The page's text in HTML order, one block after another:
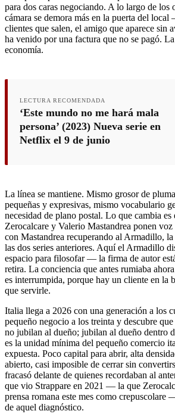
para dos caras negociando. A lo largo de los
cámara se demora más en la puerta del
clientes que salen, el amigo que aparece sin
ha venido por una factura que no se pagó.
economía.
LECTURA RECOMENDADA
‘Este mundo no me hará mala
persona’ (2023) Nueva serie en
Netflix el 9 de junio
La línea se mantiene. Mismo grosor de
pequeñas y expresivas, mismo vocabulario
necesidad de plano postal. Lo que cambia es
Zerocalcare y Valerio Mastandrea ponen voz
con Mastandrea recuperando al Armadillo,
las dos series anteriores. Aquí el Armadillo
espacio para filosofar — la firma de autor
retira. La conciencia que antes rumiaba
es interrumpida, porque hay un cliente en la
que servirle.
Italia llega a 2026 con una generación a los
pequeño negocio a los treinta y descubre
no jubilan al dueño; jubilan al dueño dentro
es la unidad mínima del pequeño comercio
expuesta. Poco capital para abrir, alta
abierto, casi imposible de cerrar sin
fracasó delante de quienes recordaban al
que vio Strappare en 2021 — la que
prensa romana este mes como crepuscolare
de aquel diagnóstico.